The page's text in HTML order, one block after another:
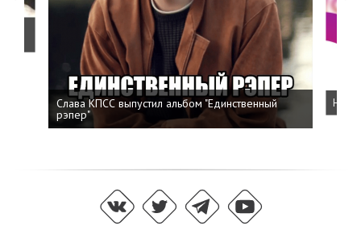
Слава КПСС выпустил альбом "Единственный
рэпер"